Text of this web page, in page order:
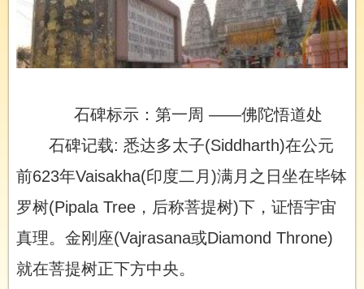
石碑标示：第一周 ——佛陀悟道处
石碑记载: 悉达多太子(Siddharth)在公元
前623年Vaisakha(印度二月)满月之日坐在毕钵
罗树(Pipala Tree，后称菩提树)下，证悟宇宙
真理。金刚座(Vajrasana或Diamond Throne)
就在菩提树正下方中央。